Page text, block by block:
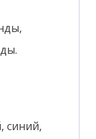
синий,